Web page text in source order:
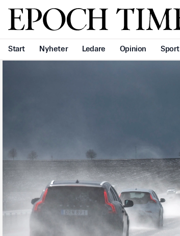
Svenska Epoch Times
Start Nyheter Ledare Opinion Sport